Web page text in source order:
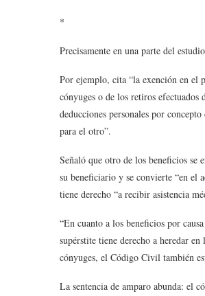
*
Precisamente en una parte del
Por ejemplo, cita “la exención en el
cónyuges o de los retiros efectuados
deducciones personales por
para el otro”.
Señaló que otro de los beneficios se
su beneficiario y se convierte “en el
tiene derecho “a recibir asistencia
“En cuanto a los beneficios por
supérstite tiene derecho a heredar
cónyuges, el Código Civil también
La sentencia de amparo abunda: el